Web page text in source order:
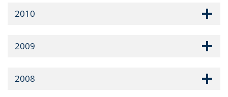
2010
2009
2008